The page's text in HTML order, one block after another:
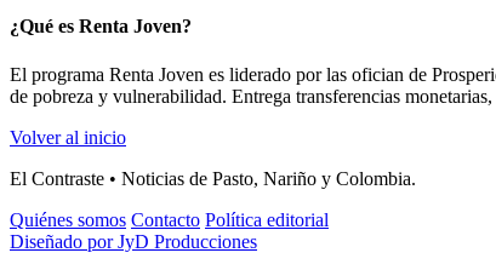
¿Qué es Renta Joven?
El programa Renta Joven es liderado por las ofician de
de pobreza y vulnerabilidad. Entrega transferencias
Volver al inicio
El Contraste • Noticias de Pasto, Nariño y Colombia.
Quiénes somos Contacto Política editorial
Diseñado por JyD Producciones